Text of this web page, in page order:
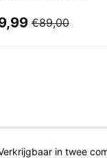
€89,00
in twee